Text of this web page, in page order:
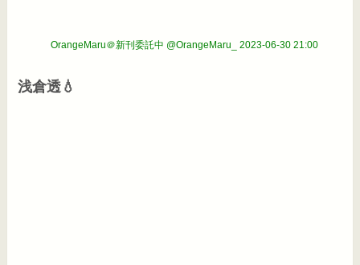
OrangeMaru＠新刊委託中 @OrangeMaru_ 2023-06-30 21:00
浅倉透💧